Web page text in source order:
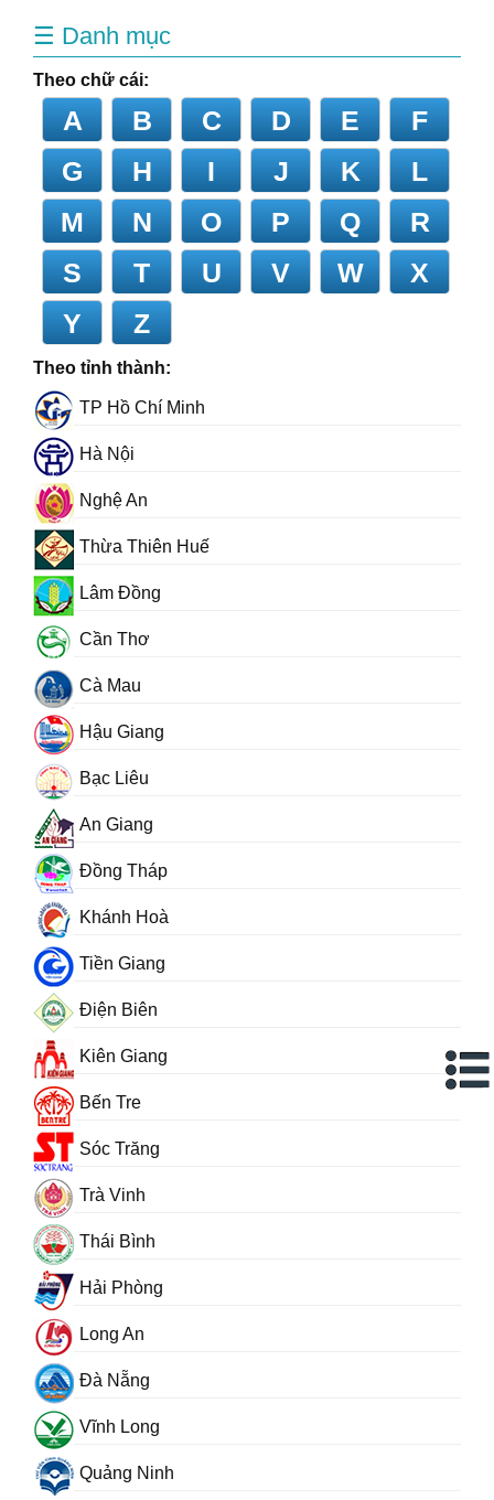
☰ Danh mục
Theo chữ cái:
A B C D E
F
G
H I J K
L
M
N O P Q
R
S
T U V W
X
Y
Z
Theo tỉnh thành:
TP Hồ Chí Minh
Hà Nội
Nghệ An
Thừa Thiên Huế
Lâm Đồng
Cần Thơ
Cà Mau
Hậu Giang
Bạc Liêu
An Giang
Đồng Tháp
Khánh Hoà
Tiền Giang
Điện Biên
Kiên Giang
Bến Tre
Sóc Trăng
Trà Vinh
Thái Bình
Hải Phòng
Long An
Đà Nẵng
Vĩnh Long
Quảng Ninh